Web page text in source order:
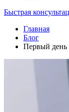
Быстрая
Главная
Блог
Первый день